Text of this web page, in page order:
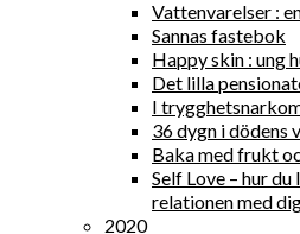
Vattenvarelser :
Sannas fastebok
Happy skin : ung
Det lilla
I
36 dygn i dödens
Baka med frukt
Self Love – hur
relationen med
2020